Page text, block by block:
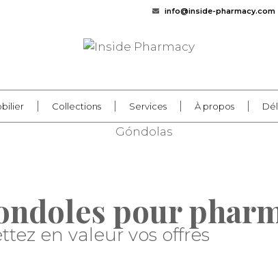
info@inside-pharmacy.com
Collections Services À propos
pour
en valeur vos offres